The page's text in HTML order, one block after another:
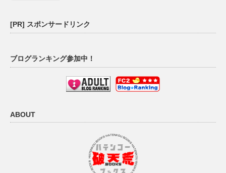
[PR] スポンサードリンク
ブログランキング参加中！
ABOUT